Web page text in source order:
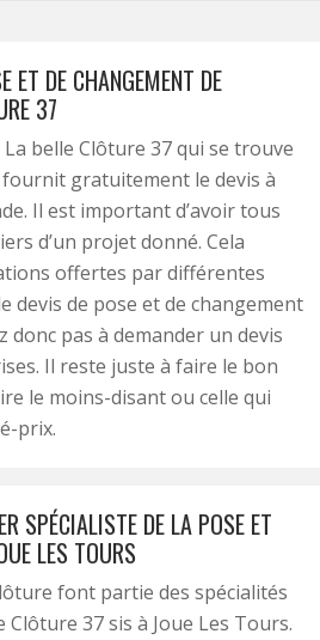
ET DE CHANGEMENT DE
37
belle Clôture 37 qui se trouve
fournit gratuitement le devis à
Il est important d’avoir tous
d’un projet donné. Cela
offertes par différentes
devis de pose et de changement
donc pas à demander un devis
Il reste juste à faire le bon
le moins-disant ou celle qui
prix.
SPÉCIALISTE DE LA POSE ET
LES TOURS
font partie des spécialités
37 sis à Joue Les Tours.